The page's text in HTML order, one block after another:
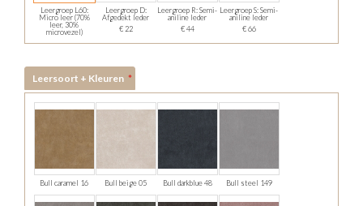
Leergroep L60:
Micro leer (70%
leer, 30%
microvezel)
Leergroep D:
Afgedekt leder
€ 22
Leergroep R: Semi-
aniline leder
€ 44
Leergroep S: Semi-
aniline leder
€ 66
Leersoort + Kleuren
Bull caramel 16 Bull beige 05 Bull darkblue 48 Bull steel 149